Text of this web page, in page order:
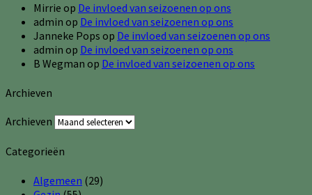
Mirrie op De invloed van seizoenen op ons
admin op De invloed van seizoenen op ons
Janneke Pops op De invloed van seizoenen op ons
admin op De invloed van seizoenen op ons
B Wegman op De invloed van seizoenen op ons
Archieven
Archieven
Categorieën
Algemeen (29)